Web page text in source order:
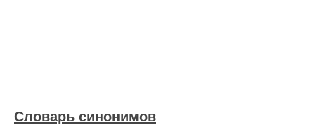
Словарь синонимов